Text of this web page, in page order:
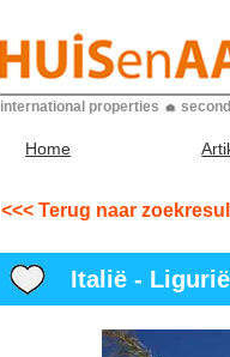
international properties
Home
<<< Terug naar
Italië -